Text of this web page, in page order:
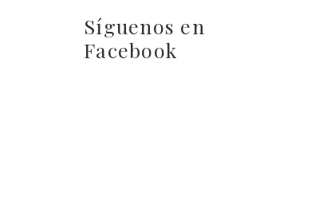
Síguenos en
Facebook